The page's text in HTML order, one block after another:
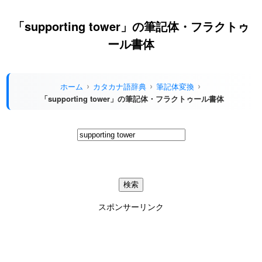
「supporting tower」の筆記体・フラクトゥ
ール書体
ホーム カタカナ語辞典
筆記体変換
「supporting tower」の筆記体・フラクトゥール書体
スポンサーリンク